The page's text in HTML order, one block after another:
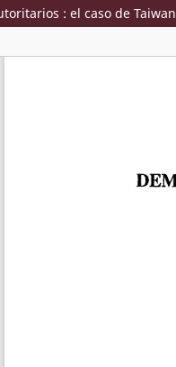
: el caso de Taiwan